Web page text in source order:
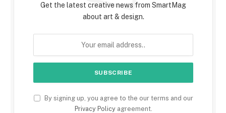
Get the latest creative news from SmartMag
about art & design.
By signing up, you agree to the our terms and our
Privacy Policyagreement.